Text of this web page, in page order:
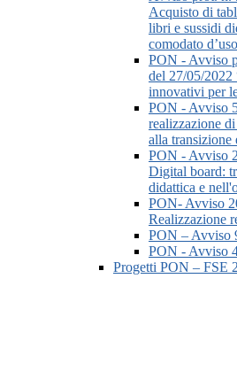
Acquisto di
libri e sussidi
comodato
PON - Avviso
del 27/05/
innovativi per
PON - Avviso
realizzazione
alla transizione
PON - Avviso
Digital board:
didattica e
PON- Avviso
Realizzazione
PON – Avviso
PON - Avviso
Progetti PON – FSE